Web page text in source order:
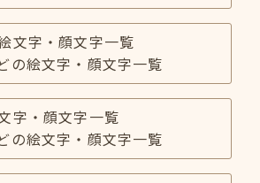
文字・顔文字一覧
の絵文字・顔文字一覧
字・顔文字一覧
の絵文字・顔文字一覧